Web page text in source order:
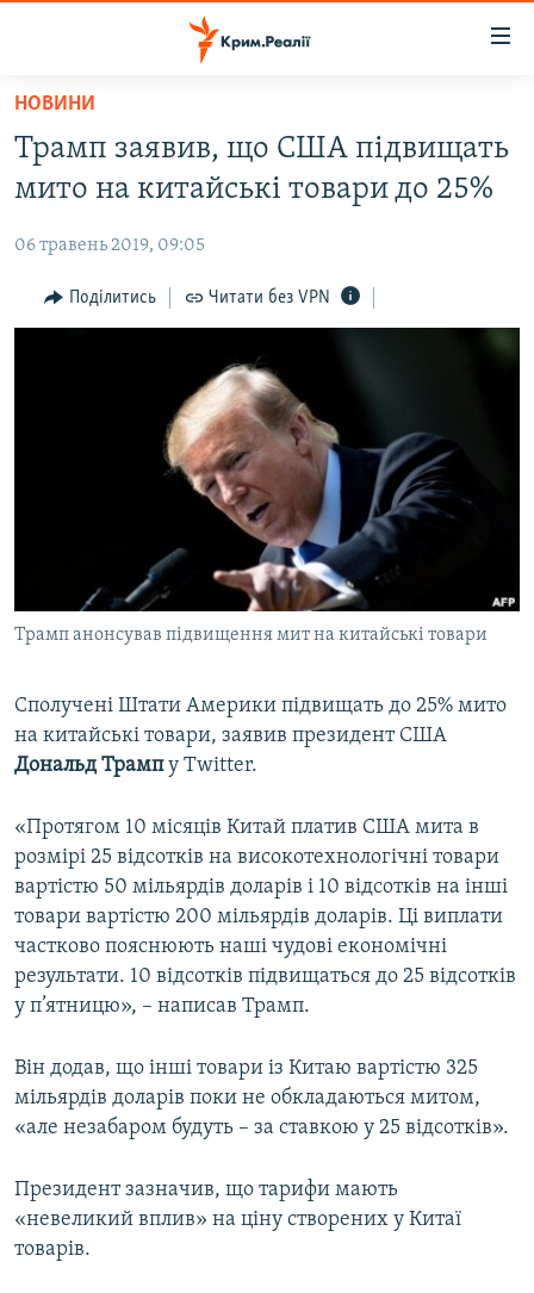
Перейти
основного
матеріалу
до
навігації
Перейти
ВОДА.КРИМ
ПОЛІТИКА
БЛОГИ
ВІДЕОУРОКИ «ELIFBE»
СВІДЧЕННЯ ОКУПАЦІЇ
УКРАЇНСЬКА ПРОБЛЕМА КРИМУ
ЯК ОБІЙТИ БЛОКУВАННЯ
Qırımtatar
НОВИНИ
Трамп заявив, що США підвищать
мито на китайські товари до 25%
06 травень 2019, 09:05
Поділитись Читати без VPN
Трамп анонсував підвищення мит на китайські товари
Сполучені Штати Америки підвищать до 25% мито
на китайські товари, заявив президент США
Дональд Трампу Twitter.
«Протягом 10 місяців Китай платив США мита в
розмірі 25 відсотків на високотехнологічні товари
вартістю 50 мільярдів доларів і 10 відсотків на інші
товари вартістю 200 мільярдів доларів. Ці виплати
частково пояснюють наші чудові економічні
результати. 10 відсотків підвищаться до 25 відсотків
у п’ятницю», – написав Трамп.
Він додав, що інші товари із Китаю вартістю 325
мільярдів доларів поки не обкладаються митом,
«але незабаром будуть – за ставкою у 25 відсотків».
Президент зазначив, що тарифи мають
«невеликий вплив» на ціну створених у Китаї
товарів.